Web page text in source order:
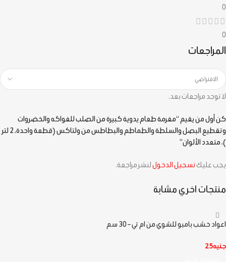
0
0
المراجعات
لا توجد مراجعات بعد.
كن أول من يقيم “مفرمة طعام يدوية كبيرة من الصلب للفواكه والخضروات
وتقطيع البصل والسلطة والطماطم والبطاطس من ولتاكس (قطعة واحدة، 2 لتر
)، متعدد الألوان”
يجب عليكتسجيل الدخوللنشر مراجعة.
منتجات اخري مشابة
اعواد خشب بامبو للشوي من ام تي – 30 سم
جنيه25